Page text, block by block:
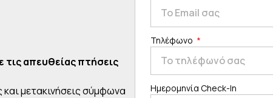
τις απευθείας πτήσεις
μετακινήσεις σύμφωνα
Τηλέφωνο
Ημερομηνία Check-In